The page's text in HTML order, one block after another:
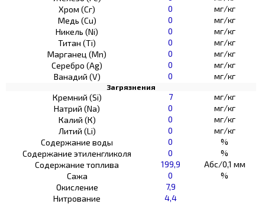
Хром (Сг)
0
мг/кг
Медь (Cu)
0
мг/кг
Никель (Ni)
0
мг/кг
Титан (Ti)
0
мг/кг
Марганец (Mn)
0
мг/кг
Серебро (Ag)
0
мг/кг
Ванадий (V)
0 мг/кг
Загрязнения
Кремний (Si) 7
мг/кг
Натрий (Na)
0
мг/кг
Калий (К)
0
мг/кг
Литий (Li)
0
мг/кг
Содержание воды
0
%
Содержание этиленгликоля
0
%
Содержание топлива
199,9
Абс/0,1 мм
Сажа
0
%
Окисление
7,9
Нитрование
4,4